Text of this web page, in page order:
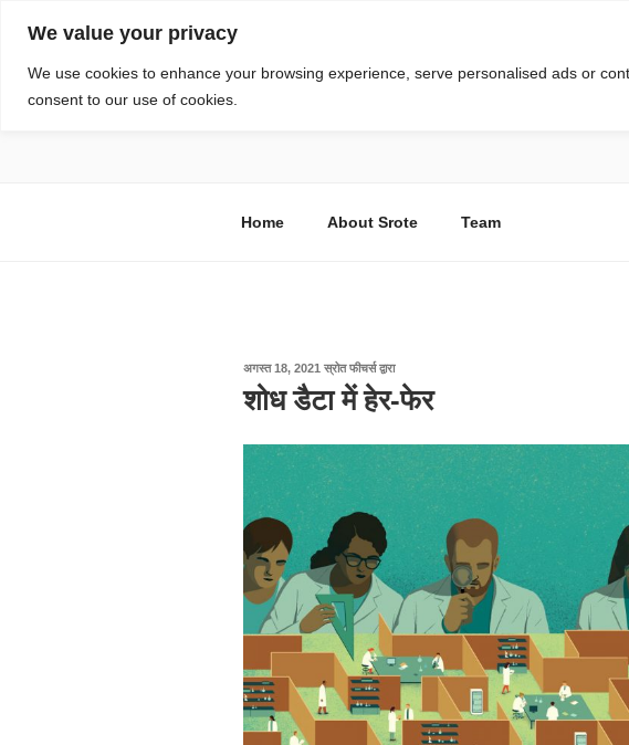
We value your privacy
We use cookies to enhance your browsing experience, serve personalised ads or
consent to our use of cookies. स्रोत
Home About Srote Team
अगस्त 18, 2021 पर
प्रकाशित
किया
स्रोत फीचर्सद्वारा
शोध डैटा में हेर-फेर